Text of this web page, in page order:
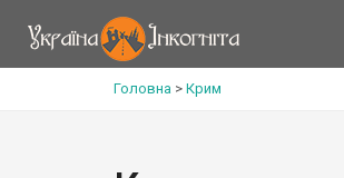
Головна > Крим